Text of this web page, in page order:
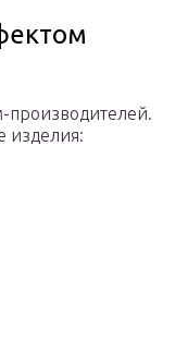
производителей.
изделия: